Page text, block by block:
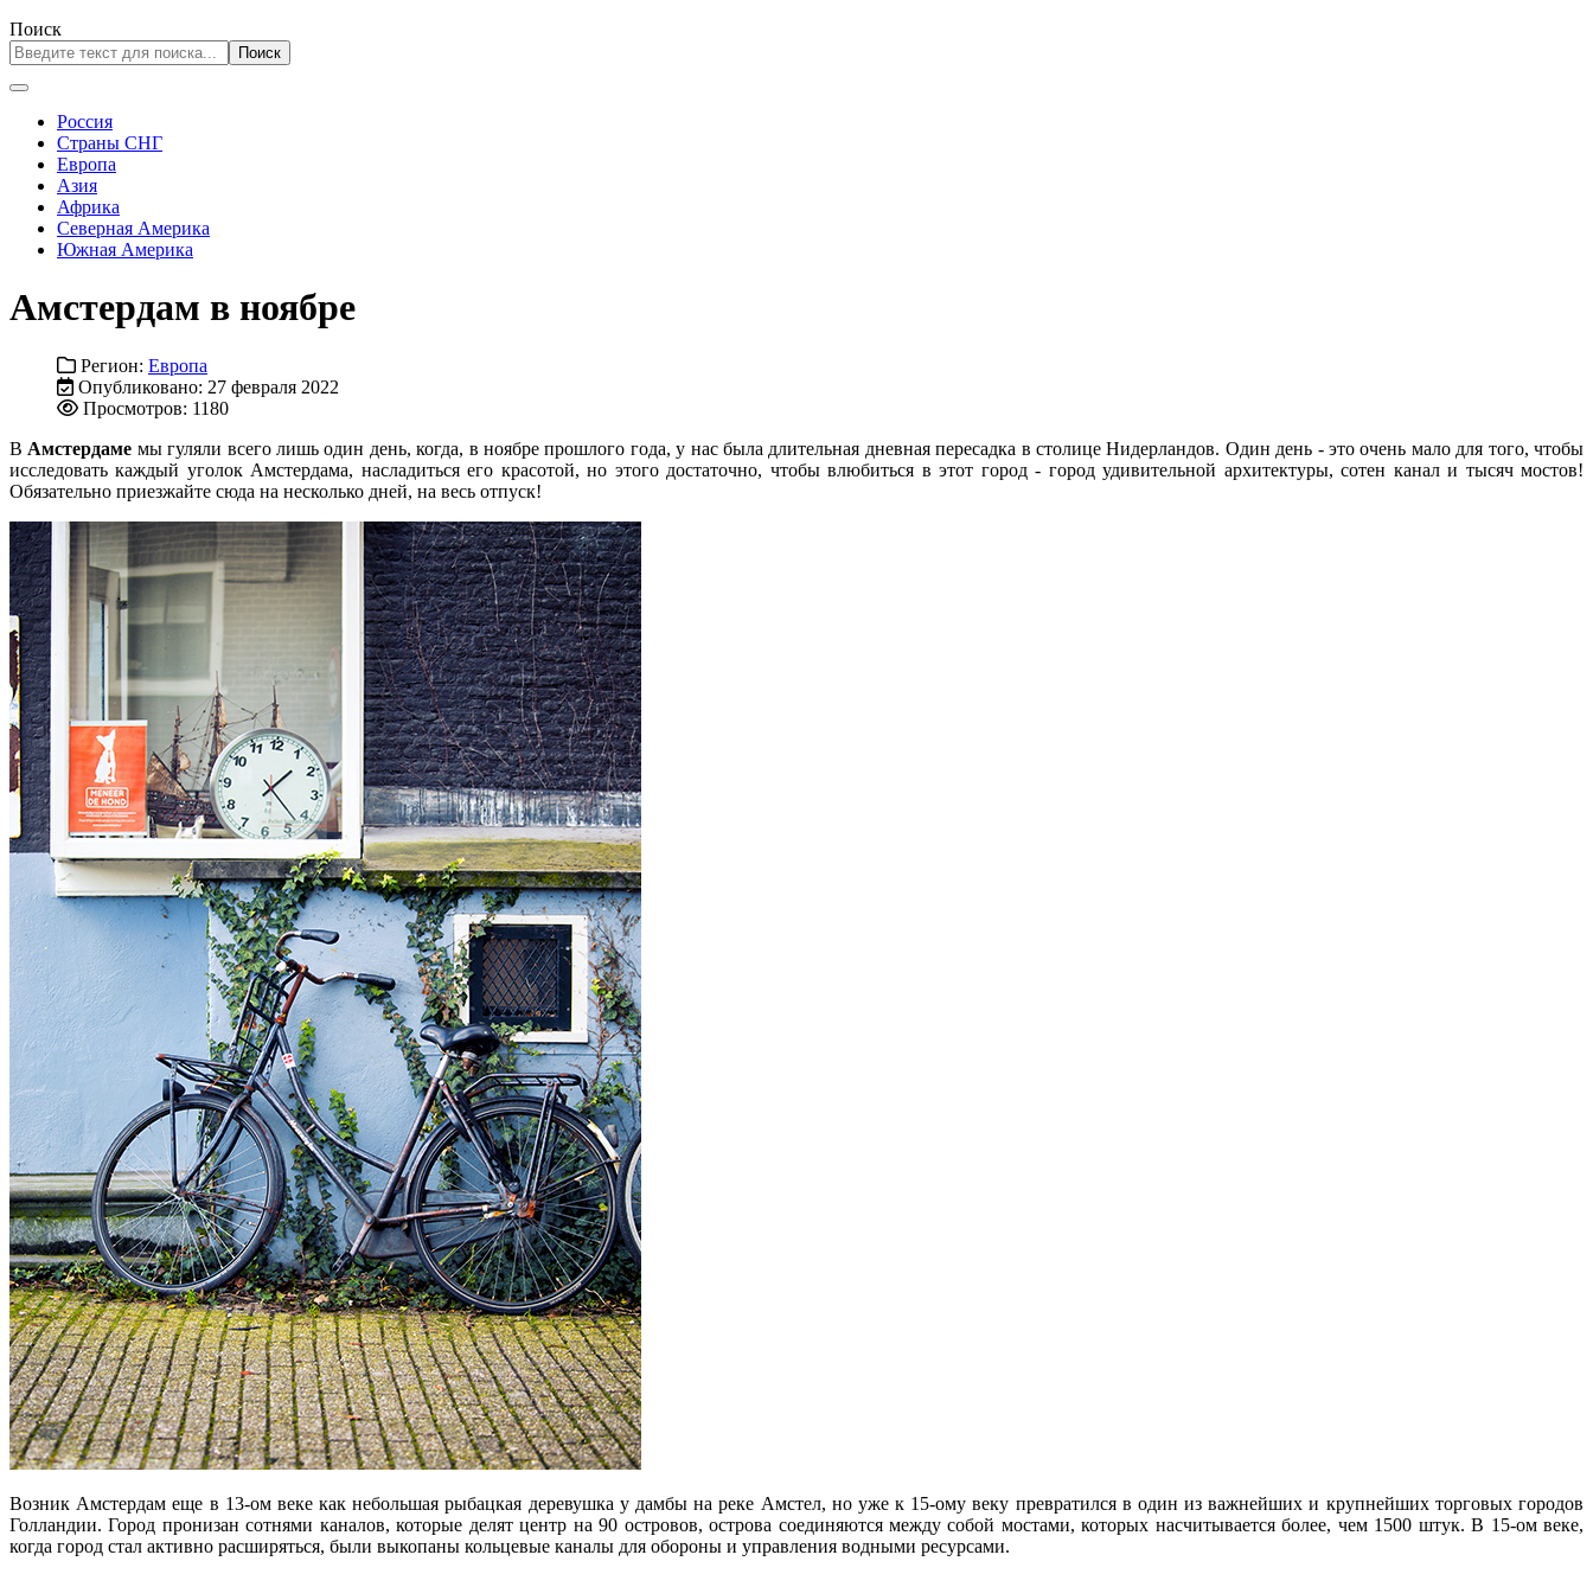
Поиск
Поиск
Россия
Страны СНГ
Европа
Азия
Африка
Северная Америка
Южная Америка
Амстердам в ноябре
Регион: Европа
Опубликовано: 27 февраля 2022
Просмотров: 1180
В Амстердаме мы гуляли всего лишь один день, когда, в ноябре прошлого года, у нас была длительная дневная пересадка в столице Нидерландов. Один день - это очень мало для того, чтобы
исследовать каждый уголок Амстердама, насладиться его красотой, но этого достаточно, чтобы влюбиться в этот город - город удивительной архитектуры, сотен канал и тысяч мостов!
Обязательно приезжайте сюда на несколько дней, на весь отпуск!
Возник Амстердам еще в 13-ом веке как небольшая рыбацкая деревушка у дамбы на реке Амстел, но уже к 15-ому веку превратился в один из важнейших и крупнейших торговых городов
Голландии. Город пронизан сотнями каналов, которые делят центр на 90 островов, острова соединяются между собой мостами, которых насчитывается более, чем 1500 штук. В 15-ом веке,
когда город стал активно расширяться, были выкопаны кольцевые каналы для обороны и управления водными ресурсами.